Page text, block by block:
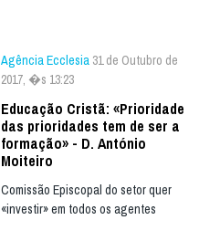
Agência Ecclesia 31 de Outubro de
2017, �s 13:23
Educação Cristã: «Prioridade
das prioridades tem de ser a
formação» - D. António
Moiteiro
Comissão Episcopal do setor quer
«investir» em todos os agentes